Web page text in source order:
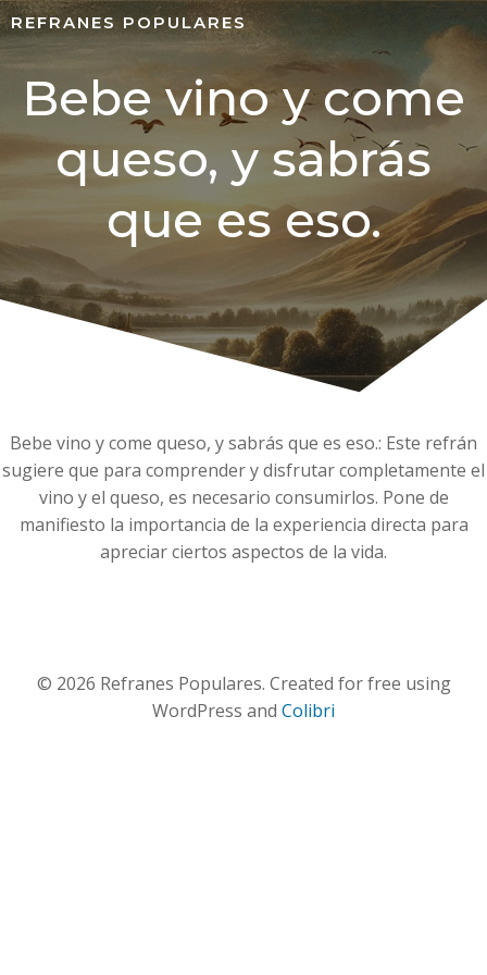
REFRANES POPULARES
Bebe vino y come
queso, y sabrás
que es eso.
Bebe vino y come queso, y sabrás que es eso.: Este refrán
sugiere que para comprender y disfrutar completamente el
vino y el queso, es necesario consumirlos. Pone de
manifiesto la importancia de la experiencia directa para
apreciar ciertos aspectos de la vida.
© 2026 Refranes Populares. Created for free using
WordPress and Colibri